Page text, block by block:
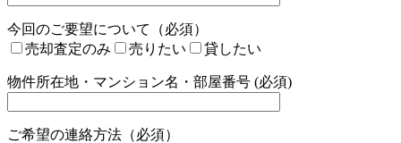
今回のご要望について（必須）
売却査定のみ
売りたい 貸したい
物件所在地・マンション名・部屋番号 (必須)
ご希望の連絡方法（必須）